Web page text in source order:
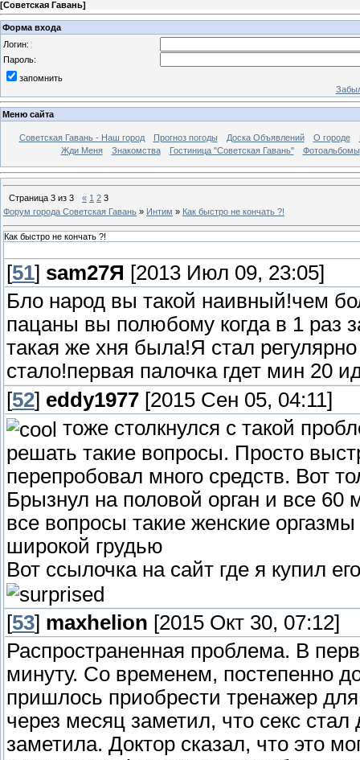
[Советская Гавань]
Форма входа
Логин:
Пароль:
запомнить
Меню сайта
Советская Гавань - Наш город Прогноз погоды Доска Объявлений О городе
Жди Меня
Знакомства Гостиница "Советская Гавань" Фотоальбомы
Страница 3 из 3 « 1 2 3
Форум города Советская Гавань » Интим » Как быстро не кончать ?!
Как быстро не кончать ?!
[51] sam27Я [2013 Июл 09, 23:05]
Бло народ вы такой наивный!чем
пацаны вы полюбому когда в 1 раз
такая же хня была!Я стал
стало!первая палочка гдет мин 20
[52] eddy1977 [2015 Сен 05, 04:11]
тоже столкнулся с такой
решать такие вопросы. Просто
перепробовал много средств. Вот
Брызнул на половой орган и все
все вопросы такие женские
широкой грудью
Вот ссылочка на сайт где я купил
[53] maxhelion [2015 Окт 30, 07:12]
Распространенная проблема. В
минуту. Со временем, постепенно
пришлось приобрести тренажер
через месяц заметил, что секс
заметила. Доктор сказал, что это